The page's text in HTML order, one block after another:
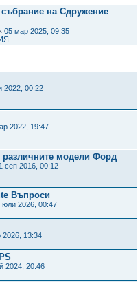
на Сдружение
05 мар 2025, 09:35
2022, 00:22
2022, 19:47
различните модели Форд
сеп 2016, 00:12
Въпроси
юли 2026, 00:47
2026, 13:34
2024, 20:46